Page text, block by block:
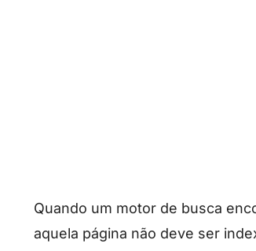
Quando um motor de busca
aquela página não deve ser